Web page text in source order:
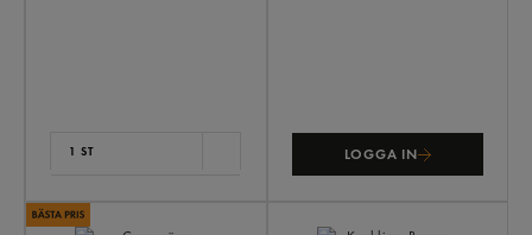
1 ST LOGGA IN